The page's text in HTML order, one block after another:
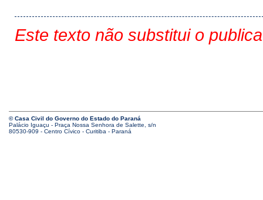
Este texto não substitui o
© Casa Civil do Governo do Estado do Paraná
Palácio Iguaçu - Praça Nossa Senhora de Salette, s/n
80530-909 - Centro Cívico - Curitiba - Paraná